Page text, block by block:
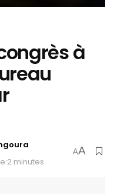
à
minutes
AA